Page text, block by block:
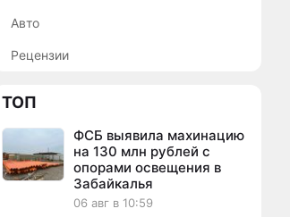
Авто
Рецензии
ТОП
ФСБ выявила махинацию
на 130 млн рублей с
опорами освещения в
Забайкалья
06 авг в 10:59